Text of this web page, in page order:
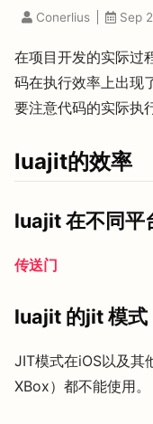
Conerlius
Sep
在项目开发的实际过
码在执行效率上出现
要注意代码的实际执
luajit的效率
luajit 在不同平
传送门
luajit 的jit 模式
JIT模式在iOS以及其
XBox）都不能使用。